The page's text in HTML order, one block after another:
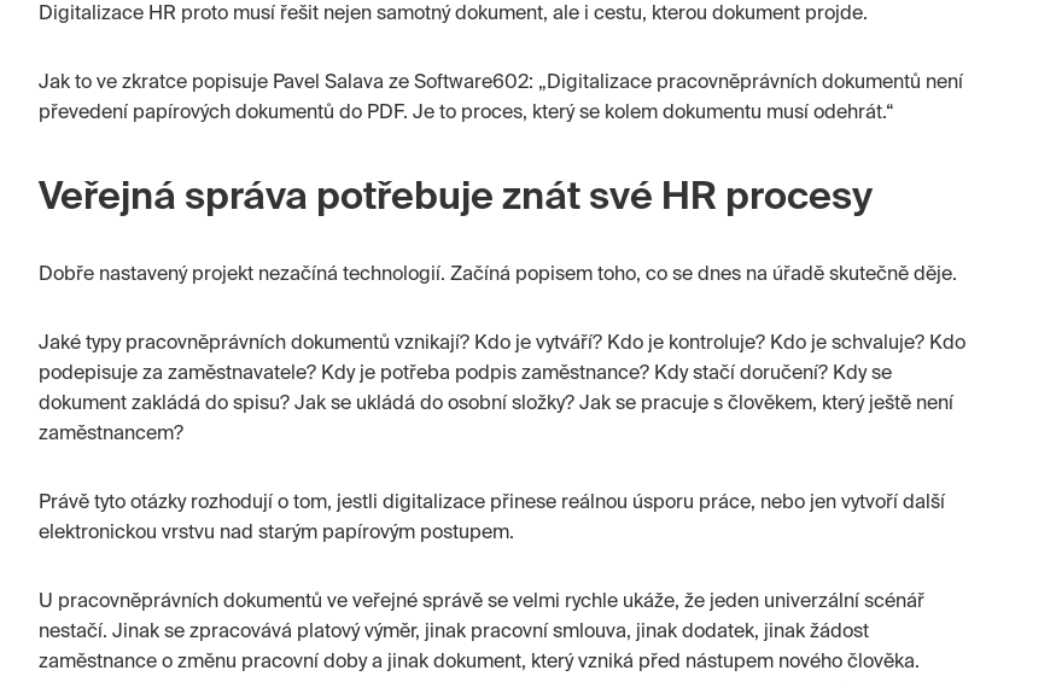
Digitalizace HR proto musí řešit nejen samotný dokument, ale i cestu, kterou dokument projde.
Jak to ve zkratce popisuje Pavel Salava ze Software602: „Digitalizace pracovněprávních dokumentů není
převedení papírových dokumentů do PDF. Je to proces, který se kolem dokumentu musí odehrát.“
Veřejná správa potřebuje znát své HR procesy
Dobře nastavený projekt nezačíná technologií. Začíná popisem toho, co se dnes na úřadě skutečně děje.
Jaké typy pracovněprávních dokumentů vznikají? Kdo je vytváří? Kdo je kontroluje? Kdo je schvaluje? Kdo
podepisuje za zaměstnavatele? Kdy je potřeba podpis zaměstnance? Kdy stačí doručení? Kdy se
dokument zakládá do spisu? Jak se ukládá do osobní složky? Jak se pracuje s člověkem, který ještě není
zaměstnancem?
Právě tyto otázky rozhodují o tom, jestli digitalizace přinese reálnou úsporu práce, nebo jen vytvoří další
elektronickou vrstvu nad starým papírovým postupem.
U pracovněprávních dokumentů ve veřejné správě se velmi rychle ukáže, že jeden univerzální scénář
nestačí. Jinak se zpracovává platový výměr, jinak pracovní smlouva, jinak dodatek, jinak žádost
zaměstnance o změnu pracovní doby a jinak dokument, který vzniká před nástupem nového člověka.